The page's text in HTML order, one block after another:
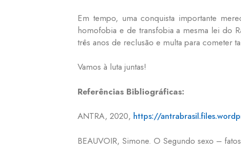
Em tempo, uma conquista importante
homofobia e de transfobia a mesma lei do
três anos de reclusão e multa para cometer
Vamos à luta juntas!
Referências Bibliográficas:
ANTRA, 2020, https://
BEAUVOIR, Simone. O Segundo sexo –